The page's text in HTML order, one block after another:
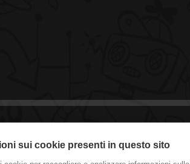
sui cookie presenti in questo sito